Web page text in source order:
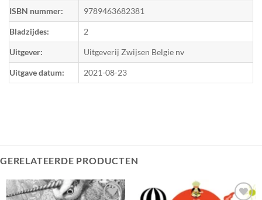
ISBN nummer: 9789463682381
Bladzijdes: 2
Uitgever: Uitgeverij Zwijsen Belgie nv
Uitgave datum: 2021-08-23
GERELATEERDE PRODUCTEN